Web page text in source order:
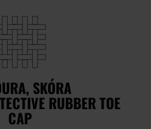
SKÓRA
RUBBER TOE
CAP